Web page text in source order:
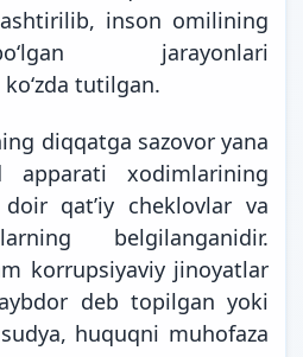
inson omilining
jarayonlari
tutilgan.
diqqatga sazovor yana
xodimlarining
qat’iy cheklovlar va
belgilanganidir.
korrupsiyaviy jinoyatlar
deb topilgan yoki
huquqni muhofaza